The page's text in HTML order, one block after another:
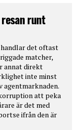
runt
handlar det oftast
matcher,
annat direkt
inte minst
agentmarknaden.
att peka
är det med
ifrån den är